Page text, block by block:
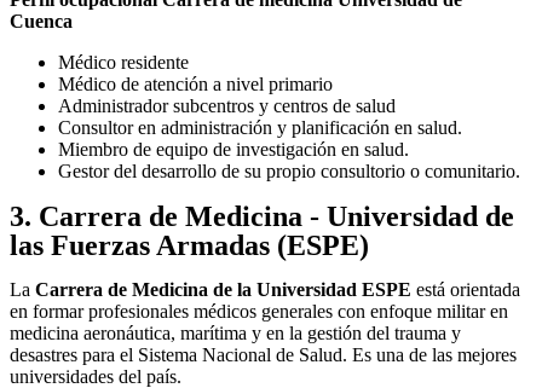
Cuenca
Médico residente
Médico de atención a nivel primario
Administrador subcentros y centros de salud
Consultor en administración y planificación en salud.
Miembro de equipo de investigación en salud.
Gestor del desarrollo de su propio consultorio o comunitario.
3. Carrera de Medicina - Universidad de
las Fuerzas Armadas (ESPE)
La Carrera de Medicina de la Universidad ESPE está orientada
en formar profesionales médicos generales con enfoque militar en
medicina aeronáutica, marítima y en la gestión del trauma y
desastres para el Sistema Nacional de Salud. Es una de las mejores
universidades del país.